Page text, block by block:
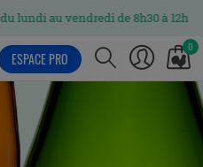
lundi au vendredi de 8h30 à 12h et
0
ESPACE PRO